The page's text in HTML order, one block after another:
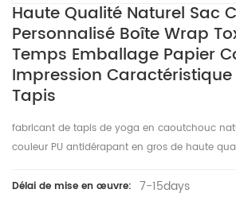
Haute Qualité Naturel Sac
Personnalisé Boîte Wrap
Temps Emballage Papier
Impression Caractéristique
Tapis
fabricant de tapis de yoga en caoutchouc
couleur PU antidérapant en gros de haute
Délai de mise en œuvre: 7-15days